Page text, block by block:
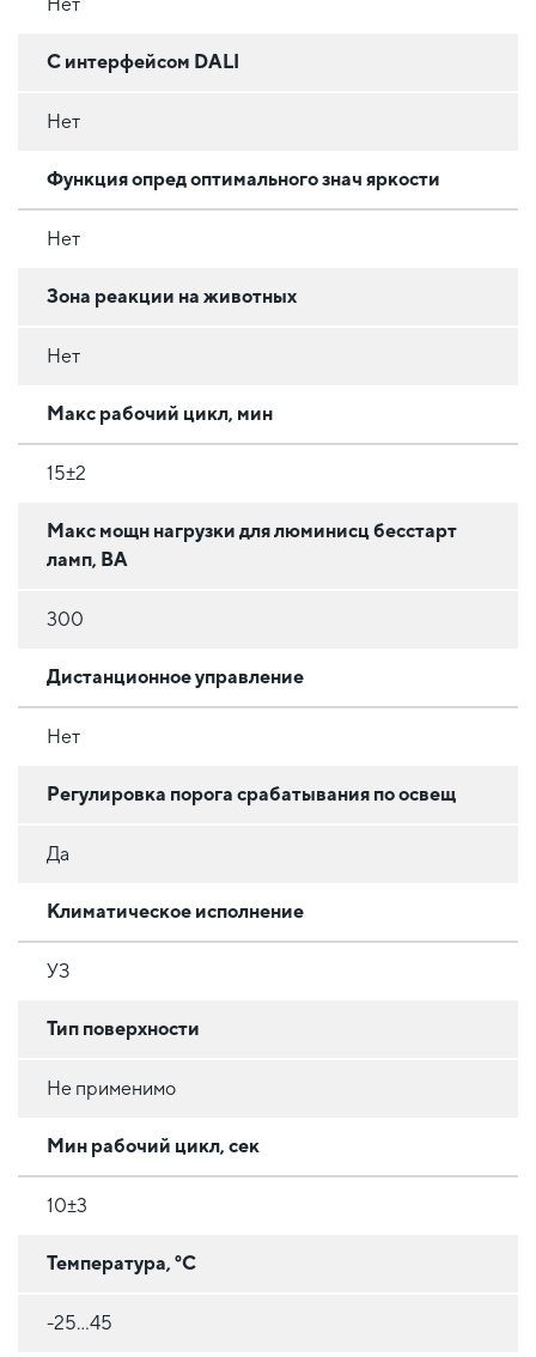
С интерфейсом DALI
Нет
Функция опред оптимального знач яркости
Нет
Зона реакции на животных
Нет
Макс рабочий цикл, мин
15±2
Макс мощн нагрузки для люминисц бесстарт
ламп, ВА
300
Дистанционное управление
Нет
Регулировка порога срабатывания по освещ
Да
Климатическое исполнение
УЗ
Тип поверхности
Не применимо
Мин рабочий цикл, сек
10±3
Температура, °C
-25...45